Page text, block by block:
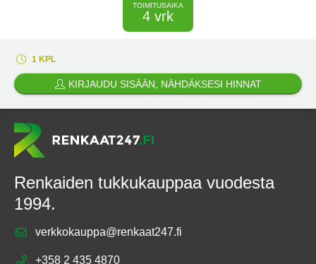
TOIMITUSAIKA
4 vrk
1 KPL
KIRJAUDU SISÄÄN, NÄHDÄKSESI HINNAT
Renkaiden tukkukauppaa vuodesta
1994.
verkkokauppa@renkaat247.fi
+358 2 435 4870